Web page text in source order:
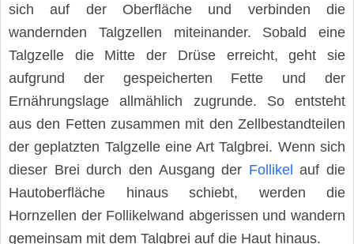
sich auf der Oberfläche und verbinden die
wandernden Talgzellen miteinander. Sobald eine
Talgzelle die Mitte der Drüse erreicht, geht sie
aufgrund der gespeicherten Fette und der
Ernährungslage allmählich zugrunde. So entsteht
aus den Fetten zusammen mit den Zellbestandteilen
der geplatzten Talgzelle eine Art Talgbrei. Wenn sich
dieser Brei durch den Ausgang der Follikel auf die
Hautoberfläche hinaus schiebt, werden die
Hornzellen der Follikelwand abgerissen und wandern
gemeinsam mit dem Talgbrei auf die Haut hinaus.